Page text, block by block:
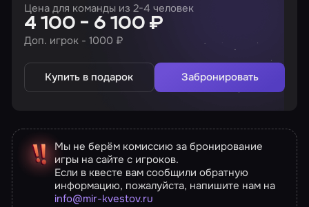
Цена для команды из 2-4 человек
4 100 - 6 100 ₽
Доп. игрок - 1000 ₽
Купить в подарок Забронировать
Мы не берём комиссию за бронирование
игры на сайте с игроков.
Если в квесте вам сообщили обратную
информацию, пожалуйста, напишите нам на
info@mir-kvestov.ru